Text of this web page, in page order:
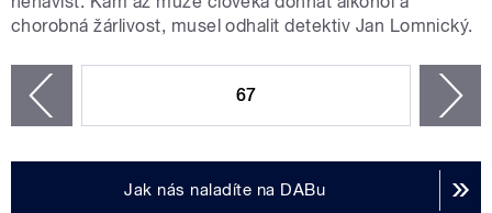
chorobná žárlivost, musel odhalit detektiv Jan Lomnický.
67
Jak nás naladíte na DABu